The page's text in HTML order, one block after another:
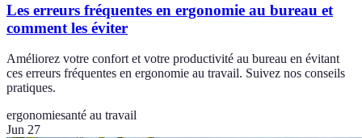
Les erreurs fréquentes en ergonomie au bureau et
comment les éviter
Améliorez votre confort et votre productivité au bureau en évitant
ces erreurs fréquentes en ergonomie au travail. Suivez nos conseils
pratiques.
ergonomiesanté au travail
Jun 27